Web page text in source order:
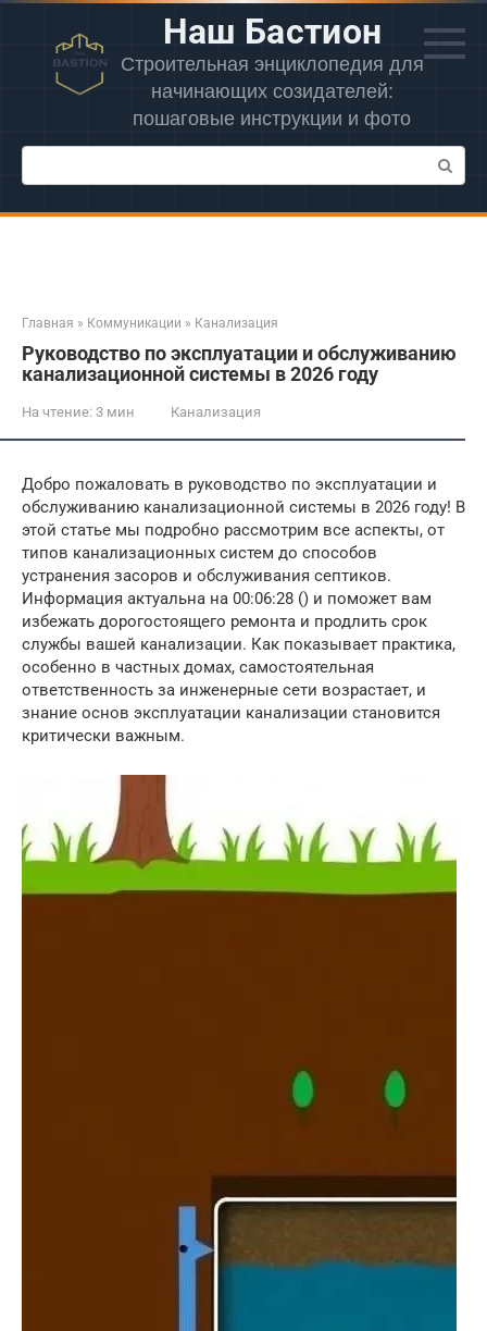
Перейти
контенту
Наш Бастион
Строительная энциклопедия для
начинающих созидателей:
пошаговые инструкции и фото
Поиск:
Главная » Коммуникации » Канализация
Руководство по эксплуатации и обслуживанию
канализационной системы в 2026 году
На чтение: 3 мин Канализация
Добро пожаловать в руководство по эксплуатации и
обслуживанию канализационной системы в 2026 году! В
этой статье мы подробно рассмотрим все аспекты, от
типов канализационных систем до способов
устранения засоров и обслуживания септиков.
Информация актуальна на 00:06:28 () и поможет вам
избежать дорогостоящего ремонта и продлить срок
службы вашей канализации. Как показывает практика,
особенно в частных домах, самостоятельная
ответственность за инженерные сети возрастает, и
знание основ эксплуатации канализации становится
критически важным.